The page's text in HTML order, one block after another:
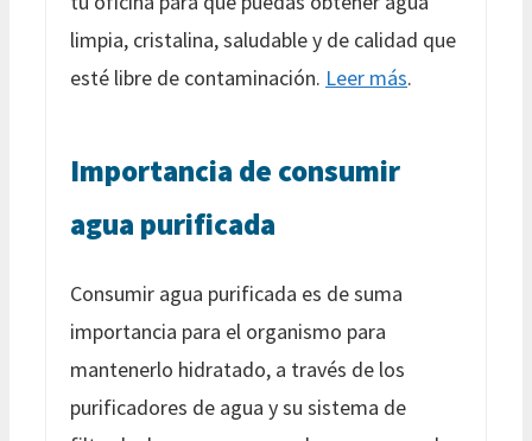
limpia, cristalina, saludable y de calidad que
esté libre de contaminación. Leer más.
Importancia de consumir
agua purificada
Consumir agua purificada es de suma
importancia para el organismo para
mantenerlo hidratado, a través de los
purificadores de agua y su sistema de